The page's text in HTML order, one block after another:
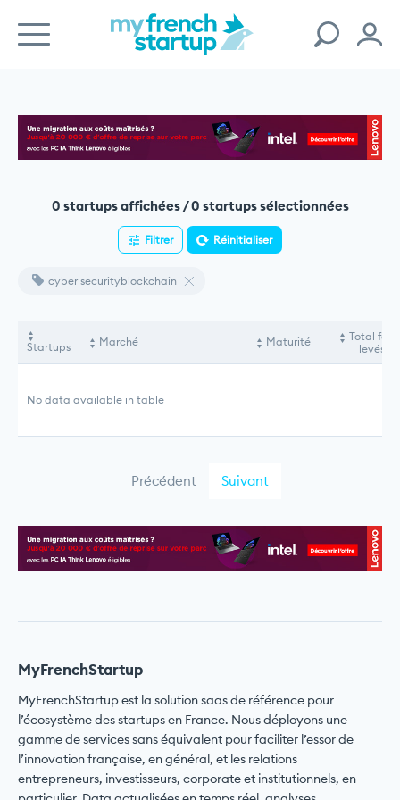
0 startups affichées / 0 startups sélectionnées
Filtrer Réinitialiser
cyber securityblockchain
Startups Marché Maturité
Total
levés
No data available in table
Précédent Suivant
MyFrenchStartup
MyFrenchStartup est la solution saas de référence pour
l’écosystème des startups en France. Nous déployons une
gamme de services sans équivalent pour faciliter l’essor de
l’innovation française, en général, et les relations
entrepreneurs, investisseurs, corporate et institutionnels, en